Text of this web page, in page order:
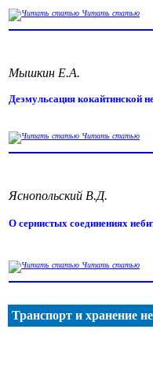
Читать статью
Мышкин Е.А.
Деэмульсация кокайтинской
Читать статью
Яснопольский В.Д.
О сернистых соединениях
Читать статью
Транспорт и хранение